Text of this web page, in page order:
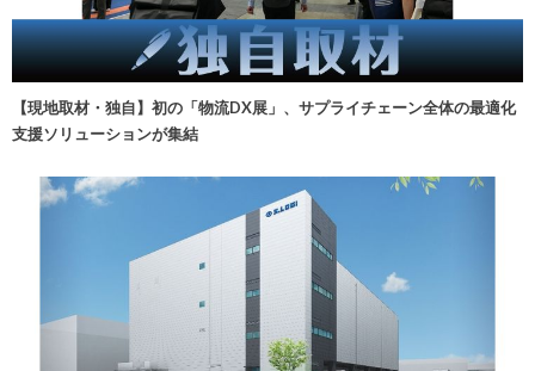
【現地取材・独自】初の「物流DX展」、サプライチェーン全体の最適化
支援ソリューションが集結